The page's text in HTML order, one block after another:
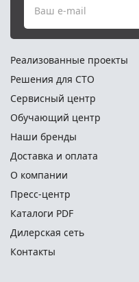
Ваш e-mail
Реализованные проекты
Решения для СТО
Сервисный центр
Обучающий центр
Наши бренды
Доставка и оплата
О компании
Пресс-центр
Каталоги PDF
Дилерская сеть
Контакты